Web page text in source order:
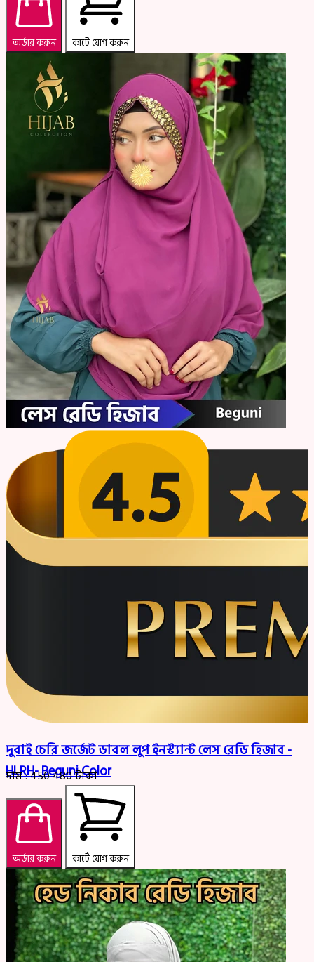
অর্ডার করুন কার্টে যোগ করুন
দুবাই চেরি জর্জেট ডাবল লুপ ইনস্ট্যান্ট লেস রেডি হিজাব -
HLRH- Beguni Color
দাম :450480টাকা
অর্ডার করুন কার্টে যোগ করুন